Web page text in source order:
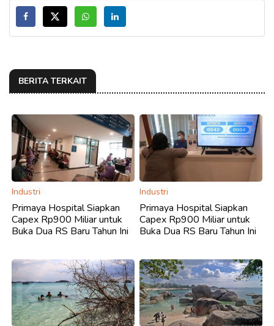
BERITA TERKAIT
Industri
Primaya Hospital Siapkan
Capex Rp900 Miliar untuk
Buka Dua RS Baru Tahun Ini
Industri
Primaya Hospital Siapkan
Capex Rp900 Miliar untuk
Buka Dua RS Baru Tahun Ini